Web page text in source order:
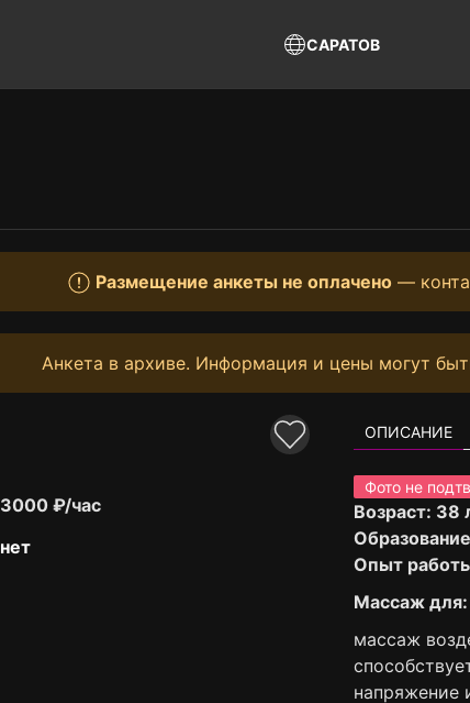
САРАТОВ
Размещение анкеты не оплачено —
Анкета в архиве. Информация и цены могут
3000 ₽/час
нет
ОПИСАНИЕ
Фото не
Возраст: 38
Опыт
Массаж
массаж
напряжение